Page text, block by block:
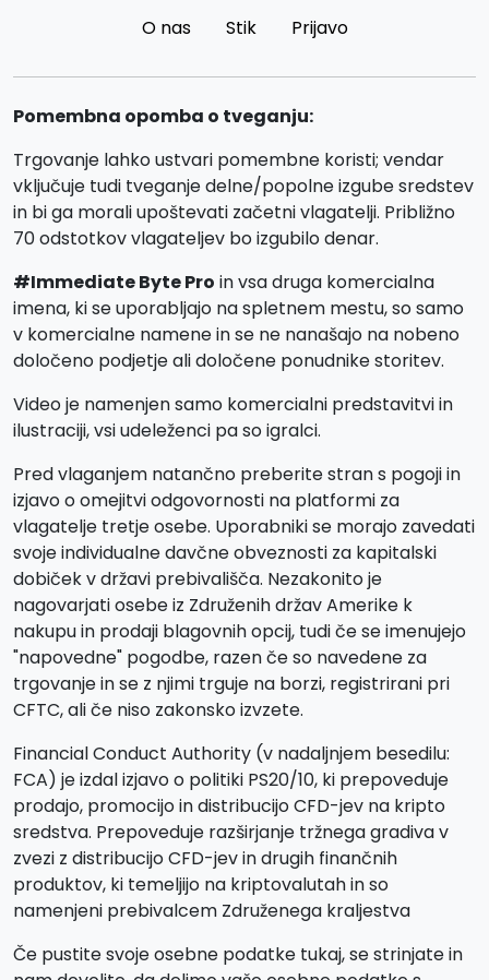
O nas Stik Prijavo
Pomembna opomba o tveganju:
Trgovanje lahko ustvari pomembne koristi; vendar
vključuje tudi tveganje delne/popolne izgube sredstev
in bi ga morali upoštevati začetni vlagatelji. Približno
70 odstotkov vlagateljev bo izgubilo denar.
#Immediate Byte Pro in vsa druga komercialna
imena, ki se uporabljajo na spletnem mestu, so samo
v komercialne namene in se ne nanašajo na nobeno
določeno podjetje ali določene ponudnike storitev.
Video je namenjen samo komercialni predstavitvi in
ilustraciji, vsi udeleženci pa so igralci.
Pred vlaganjem natančno preberite stran s pogoji in
izjavo o omejitvi odgovornosti na platformi za
vlagatelje tretje osebe. Uporabniki se morajo zavedati
svoje individualne davčne obveznosti za kapitalski
dobiček v državi prebivališča. Nezakonito je
nagovarjati osebe iz Združenih držav Amerike k
nakupu in prodaji blagovnih opcij, tudi če se imenujejo
"napovedne" pogodbe, razen če so navedene za
trgovanje in se z njimi trguje na borzi, registrirani pri
CFTC, ali če niso zakonsko izvzete.
Financial Conduct Authority (v nadaljnjem besedilu:
FCA) je izdal izjavo o politiki PS20/10, ki prepoveduje
prodajo, promocijo in distribucijo CFD-jev na kripto
sredstva. Prepoveduje razširjanje tržnega gradiva v
zvezi z distribucijo CFD-jev in drugih finančnih
produktov, ki temeljijo na kriptovalutah in so
namenjeni prebivalcem Združenega kraljestva
Če pustite svoje osebne podatke tukaj, se strinjate in